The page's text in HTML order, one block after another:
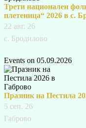
Трети национален
плетеница“ 2026 в с.
22 авг. 26
с. Бродилово
Events on 05.09.2026
Празник на Пестила
5 сеп. 26
Габрово